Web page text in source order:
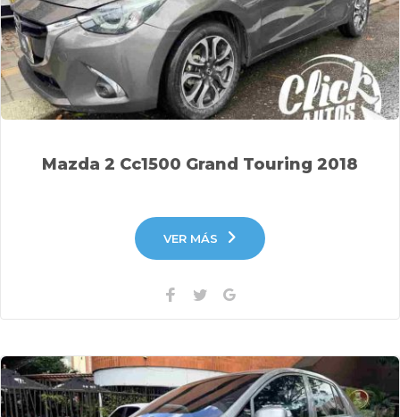
Mazda 2 Cc1500 Grand Touring 2018
VER MÁS
Facebook
Twitter